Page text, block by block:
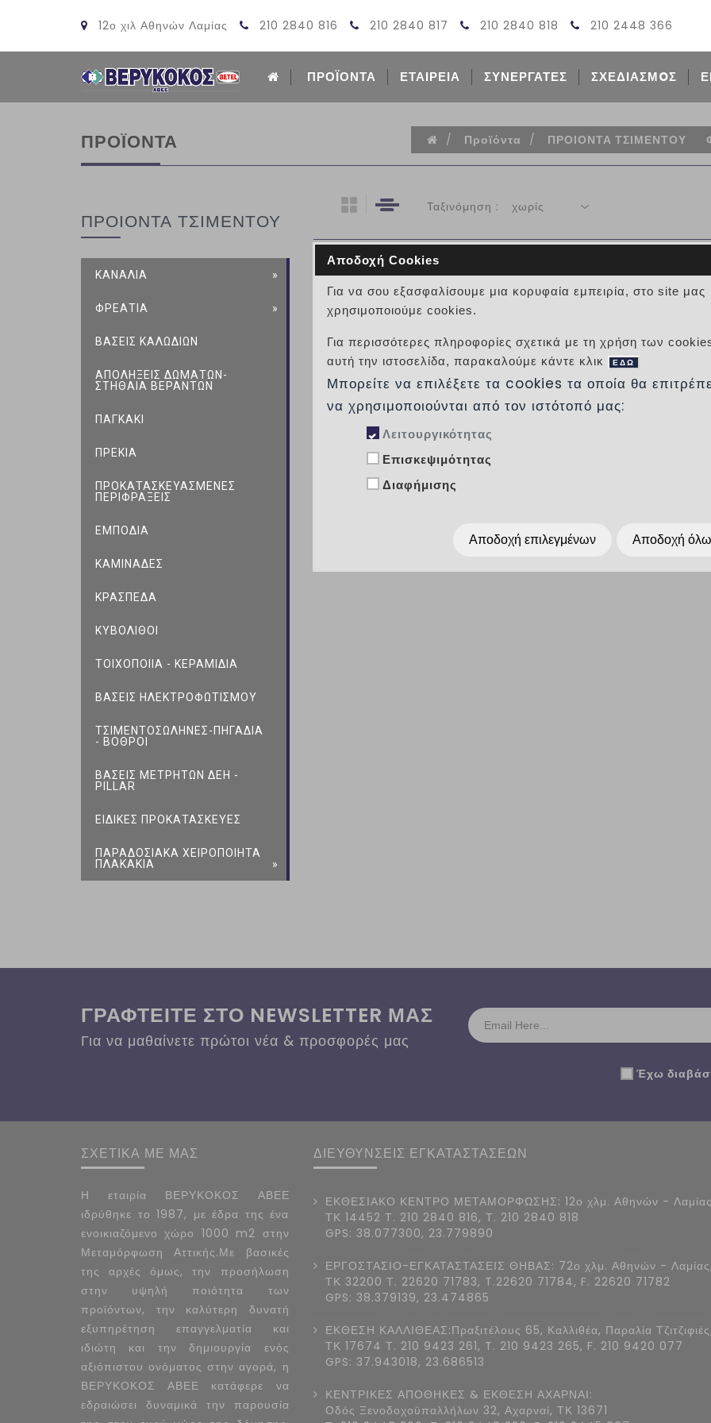
12ο χιλ Αθηνών Λαμίας 210 2840 816 210 2840 817 210 2840 818 210 2448 366
ΠΡΟΪΟΝΤΑ ΕΤΑΙΡΕΙΑ ΣΥΝΕΡΓΑΤΕΣ ΣΧΕΔΙΑΣΜOΣ
ΠΡΟΪΟΝΤΑ / Προϊόντα / ΠΡΟΙΟΝΤΑ ΤΣΙΜΕΝΤΟΥ
ΠΡΟΙΟΝΤΑ ΤΣΙΜΕΝΤΟΥ
ΚΑΝΑΛΙΑ
ΦΡΕΑΤΙΑ
ΒΑΣΕΙΣ ΚΑΛΩΔΙΩΝ
ΑΠΟΛΗΞΕΙΣ ΔΩΜΑΤΩΝ-
ΣΤΗΘΑΙΑ ΒΕΡΑΝΤΩΝ
ΠΑΓΚΑΚΙ
ΠΡΕΚΙΑ
ΠΡΟΚΑΤΑΣΚΕΥΑΣΜΕΝΕΣ
ΠΕΡΙΦΡΑΞΕΙΣ
ΕΜΠΟΔΙΑ
ΚΑΜΙΝΑΔΕΣ
ΚΡΑΣΠΕΔΑ
ΚΥΒΟΛΙΘΟΙ
ΤΟΙΧΟΠΟΙIΑ - ΚΕΡΑΜΙΔΙΑ
ΒΑΣΕΙΣ ΗΛΕΚΤΡΟΦΩΤΙΣΜΟΥ
ΤΣΙΜΕΝΤΟΣΩΛΗΝΕΣ-ΠΗΓΑΔΙΑ
- ΒΟΘΡΟΙ
ΒΑΣΕΙΣ ΜΕΤΡΗΤΩΝ ΔΕΗ -
PILLAR
ΕΙΔΙΚΕΣ ΠΡΟΚΑΤΑΣΚΕΥΕΣ
ΠΑΡΑΔΟΣΙΑΚΑ ΧΕΙΡΟΠΟΙΗΤΑ
ΠΛΑΚΑΚΙΑ
Ταξινόμηση : χωρίς
ΦΡΕΑΤΙΟ
ΦΡΕΑΤΙΟ ΕΣ(60Χ60Χ80)
Διαστάσεις: Εσωτερικές
Εξωτερικές 80 Χ
Απέναντι οπές :
Δυνατότητα
(κόστος αναλόγως
Προσθήκη στη λίστα
ΓΡΑΦΤΕΙΤΕ ΣΤΟ NEWSLETTER ΜΑΣ
Για να μαθαίνετε πρώτοι νέα & προσφορές μας
Έχω
ΣΧΕΤΙΚΑ ΜΕ ΜΑΣ
Η εταιρία ΒΕΡΥΚΟΚΟΣ ΑΒΕΕ
ιδρύθηκε το 1987, με έδρα της ένα
ενοικιαζόμενο χώρο 1000 m2 στην
Μεταμόρφωση Αττικής.Με βασικές
της αρχές όμως, την προσήλωση
στην υψηλή ποιότητα των
προϊόντων, την καλύτερη δυνατή
εξυπηρέτηση επαγγελματία και
ιδιώτη και την δημιουργία ενός
αξιόπιστου ονόματος στην αγορά, η
ΒΕΡΥΚΟΚΟΣ ΑΒΕΕ κατάφερε να
εδραιώσει δυναμικά την παρουσία
ΔΙΕΥΘΥΝΣΕΙΣ ΕΓΚΑΤΑΣΤΑΣΕΩΝ
ΕΚΘΕΣΙΑΚΟ ΚΕΝΤΡΟ ΜΕΤΑΜΟΡΦΩΣΗΣ: 12ο χλμ. Αθηνών -
ΤΚ 14452 Τ. 210 2840 816, Τ. 210 2840 818
GPS: 38.077300, 23.779890
ΕΡΓΟΣΤΑΣΙΟ-ΕΓΚΑΤΑΣΤΑΣΕΙΣ ΘΗΒΑΣ: 72ο χλμ. Αθηνών - Λαμίας,
ΤΚ 32200 Τ. 22620 71783, T.22620 71784, F. 22620 71782
GPS: 38.379139, 23.474865
ΕΚΘΕΣΗ ΚΑΛΛΙΘΕΑΣ:Πραξιτέλους 65, Καλλιθέα, Παραλία Τζιτζιφιές,
ΤΚ 17674 Τ. 210 9423 261, T. 210 9423 265, F. 210 9420 077
GPS: 37.943018, 23.686513
ΚΕΝΤΡΙΚΕΣ ΑΠΟΘΗΚΕΣ & ΕΚΘΕΣΗ ΑΧΑΡΝΑΙ:
Οδός Ξενοδοχοϋπαλλήλων 32, Αχαρναί, ΤΚ 13671
Αποδοχή Cookies
Για να σου εξασφαλίσουμε μια κορυφαία εμπειρία, στο site μας
χρησιμοποιούμε cookies.
Για περισσότερες πληροφορίες σχετικά με τη χρήση των
αυτή την ιστοσελίδα, παρακαλούμε κάντε κλικ
ΕΔΩ
Μπορείτε να επιλέξετε τα cookies τα οποία θα
να χρησιμοποιούνται από τον ιστότοπό μας:
Λειτουργικότητας
Επισκεψιμότητας
Διαφήμισης
Αποδοχή επιλεγμένων Αποδοχή